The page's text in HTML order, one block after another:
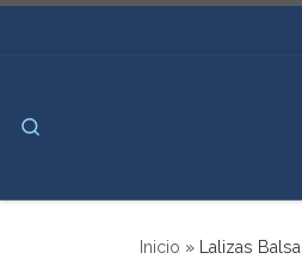
Inicio » Lalizas Balsa